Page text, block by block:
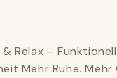
Relax –
Mehr Ruhe. Mehr